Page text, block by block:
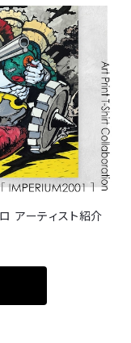
アーティスト紹介